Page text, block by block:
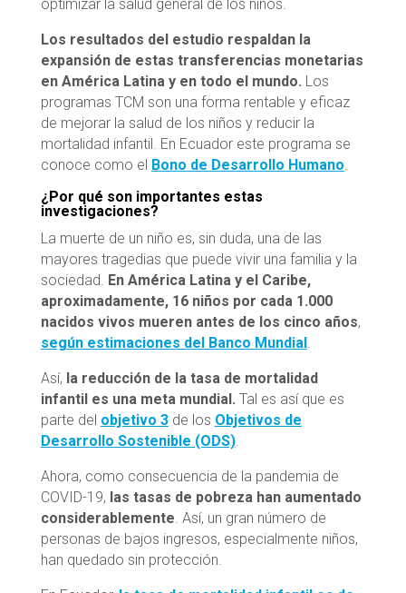
optimizar la salud general de los niños.
Los resultados del estudio respaldan la
expansión de estas transferencias monetarias
en América Latina y en todo el mundo. Los
programas TCM son una forma rentable y eficaz
de mejorar la salud de los niños y reducir la
mortalidad infantil. En Ecuador este programa se
conoce como el Bono de Desarrollo Humano
¿Por qué son importantes estas
investigaciones?
La muerte de un niño es, sin duda, una de las
mayores tragedias que puede vivir una familia y la
sociedad. En América Latina y el Caribe,
aproximadamente, 16 niños por cada 1.000
nacidos vivos mueren antes de los cinco años,
según estimaciones del Banco Mundial.
Así, la reducción de la tasa de mortalidad
infantil es una meta mundial. Tal es así que es
parte del objetivo 3de los Objetivos de
Desarrollo Sostenible (ODS).
Ahora, como consecuencia de la pandemia de
COVID-19, las tasas de pobreza han aumentado
considerablemente . Así, un gran número de
personas de bajos ingresos, especialmente niños,
han quedado sin protección.